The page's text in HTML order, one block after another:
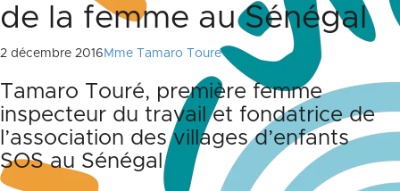
de la femme au Sénégal
2 décembre 2016 Mme Tamaro Toure
Tamaro Touré, première femme
inspecteur du travail et fondatrice de
l’association des villages d’enfants
SOS au Sénégal